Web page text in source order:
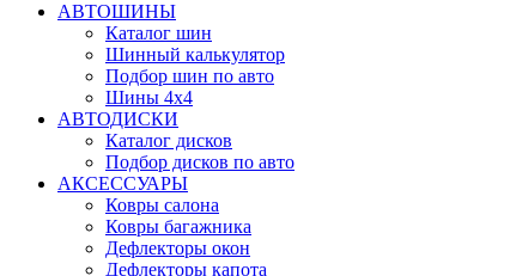
АВТОШИНЫ
Каталог шин
Шинный калькулятор
Подбор шин по авто
Шины 4x4
АВТОДИСКИ
Каталог дисков
Подбор дисков по авто
АКСЕССУАРЫ
Ковры салона
Ковры багажника
Дефлекторы окон
Дефлекторы капота